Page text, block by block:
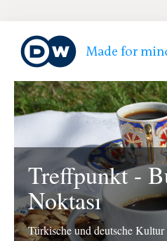
Treffpunkt -
Noktası
Türkische und deutsche